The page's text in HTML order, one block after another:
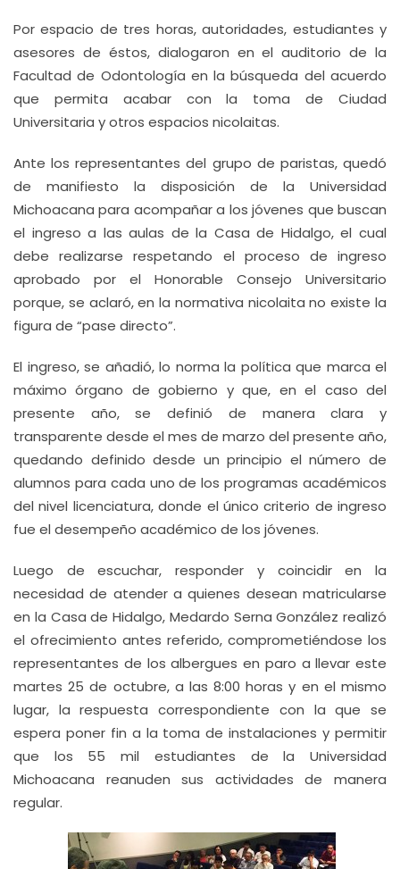
Por espacio de tres horas, autoridades, estudiantes y
asesores de éstos, dialogaron en el auditorio de la
Facultad de Odontología en la búsqueda del acuerdo
que permita acabar con la toma de Ciudad
Universitaria y otros espacios nicolaitas.
Ante los representantes del grupo de paristas, quedó
de manifiesto la disposición de la Universidad
Michoacana para acompañar a los jóvenes que buscan
el ingreso a las aulas de la Casa de Hidalgo, el cual
debe realizarse respetando el proceso de ingreso
aprobado por el Honorable Consejo Universitario
porque, se aclaró, en la normativa nicolaita no existe la
figura de “pase directo”.
El ingreso, se añadió, lo norma la política que marca el
máximo órgano de gobierno y que, en el caso del
presente año, se definió de manera clara y
transparente desde el mes de marzo del presente año,
quedando definido desde un principio el número de
alumnos para cada uno de los programas académicos
del nivel licenciatura, donde el único criterio de ingreso
fue el desempeño académico de los jóvenes.
Luego de escuchar, responder y coincidir en la
necesidad de atender a quienes desean matricularse
en la Casa de Hidalgo, Medardo Serna González realizó
el ofrecimiento antes referido, comprometiéndose los
representantes de los albergues en paro a llevar este
martes 25 de octubre, a las 8:00 horas y en el mismo
lugar, la respuesta correspondiente con la que se
espera poner fin a la toma de instalaciones y permitir
que los 55 mil estudiantes de la Universidad
Michoacana reanuden sus actividades de manera
regular.